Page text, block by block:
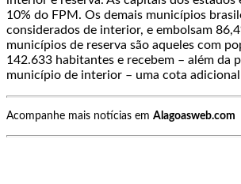
10% do FPM. Os demais municípios
considerados de interior, e embolsam
municípios de reserva são aqueles com
142.633 habitantes e recebem – além da
município de interior – uma cota
Acompanhe mais notícias em Alagoasweb.com